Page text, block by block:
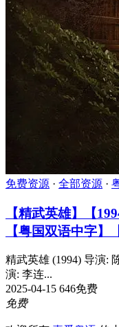
免费资源 · 全部资源 ·
【精武英雄】【
【粤国双语中字】
精武英雄 (1994) 导演:
演: 李连...
2025-04-15 646免费
免费